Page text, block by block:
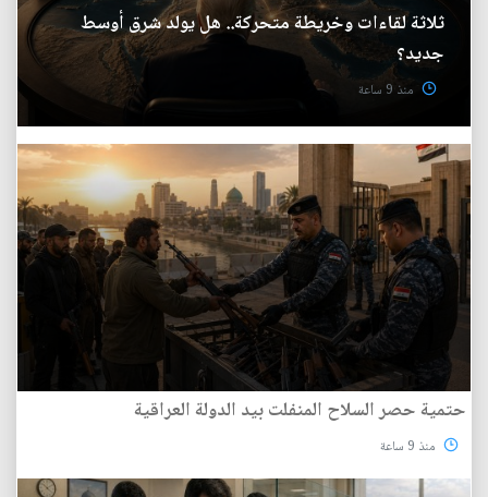
ثلاثة لقاءات وخريطة متحركة.. هل يولد شرق أوسط
جديد؟
منذ 9 ساعة
حتمية حصر السلاح المنفلت بيد الدولة العراقية
منذ 9 ساعة